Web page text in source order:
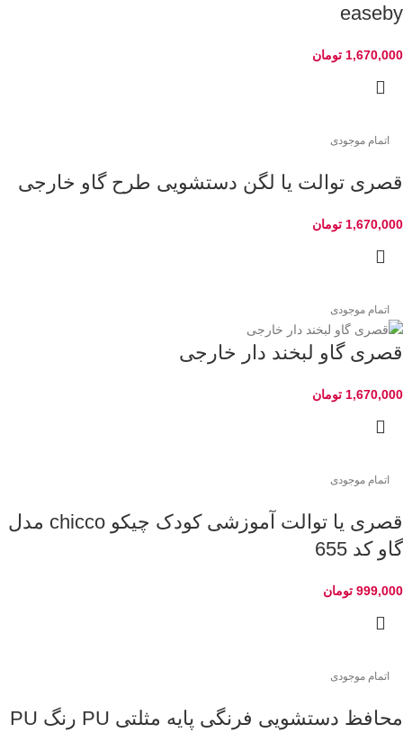
easeby
1,670,000 تومان
اتمام موجودی
قصری توالت یا لگن دستشویی طرح گاو خارجی
1,670,000 تومان
اتمام موجودی
قصری گاو لبخند دار خارجی
1,670,000 تومان
اتمام موجودی
قصری یا توالت آموزشی کودک چیکو chicco مدل
گاو کد 655
999,000 تومان
اتمام موجودی
محافظ دستشویی فرنگی پایه مثلتی PU رنگ PU